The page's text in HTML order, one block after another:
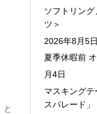
と
ソフトリン
ツ＞
2026年8月5日
夏季休暇前
月4日
マスキング
スパレード」